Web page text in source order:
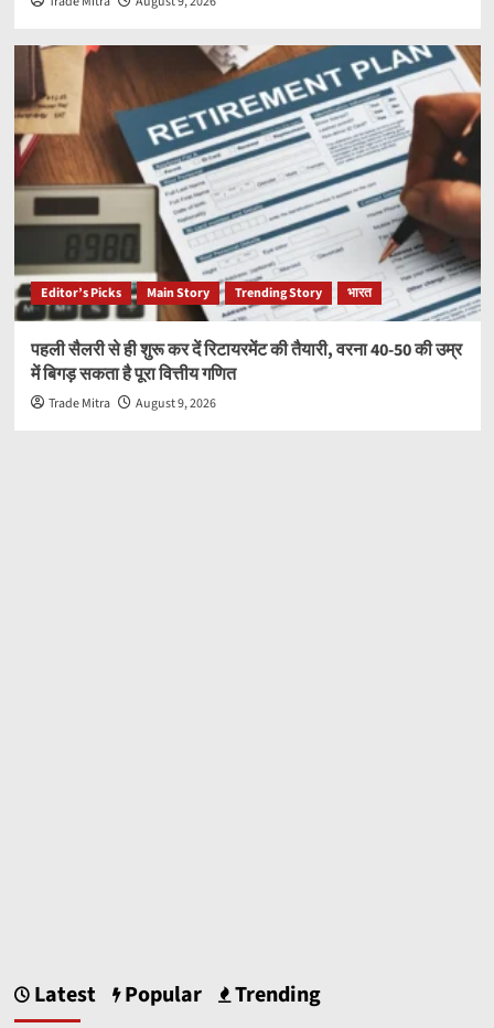
Editor’s Picks Main Story Trending Story भारत
पहली सैलरी से ही शुरू कर दें रिटायरमेंट की तैयारी, वरना 40-50 की उम्र
में बिगड़ सकता है पूरा वित्तीय गणित
Trade Mitra August 9, 2026
Latest Popular Trending